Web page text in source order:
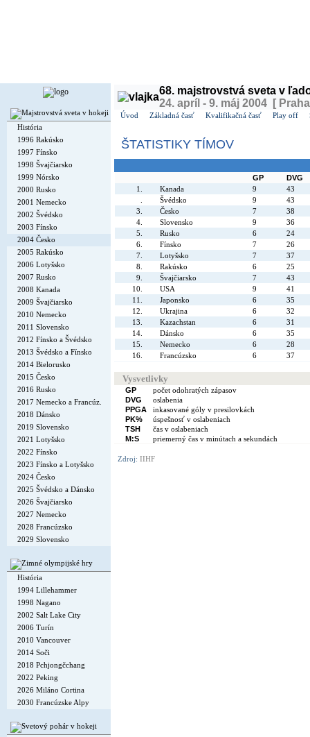
História
1996 Rakúsko
1997 Fínsko
1998 Švajčiarsko
1999 Nórsko
2000 Rusko
2001 Nemecko
2002 Švédsko
2003 Fínsko
2004 Česko
2005 Rakúsko
2006 Lotyšsko
2007 Rusko
2008 Kanada
2009 Švajčiarsko
2010 Nemecko
2011 Slovensko
2012 Fínsko a Švédsko
2013 Švédsko a Fínsko
2014 Bielorusko
2015 Česko
2016 Rusko
2017 Nemecko a Francúz.
2018 Dánsko
2019 Slovensko
2021 Lotyšsko
2022 Fínsko
2023 Fínsko a Lotyšsko
2024 Česko
2025 Švédsko a Dánsko
2026 Švajčiarsko
2027 Nemecko
2028 Francúzsko
2029 Slovensko
História
1994 Lillehammer
1998 Nagano
2002 Salt Lake City
2006 Turín
2010 Vancouver
2014 Soči
2018 Pchjongčchang
2022 Peking
2026 Miláno Cortina
2030 Francúzske Alpy
68. majstrovstvá sveta v
24. apríl - 9. máj 2004 [ Praha
Úvod Základná časť Kvalifikačná časť Play off
ŠTATISTIKY TÍMOV
GP
DVG
1.
Kanada 9
43
Švédsko 9
43
3.
Česko 7
38
4.
Slovensko 9
36
5.
Rusko 6
24
6.
Fínsko 7
26
7.
Lotyšsko 7
37
8.
Rakúsko 6
25
9.
Švajčiarsko 7
43
10.
USA 9
41
11.
Japonsko 6
35
12.
Ukrajina 6
32
13.
Kazachstan 6
31
14.
Dánsko 6
35
15.
Nemecko 6
28
16.
Francúzsko 6 37
Vysvetlivky
GP
počet odohratých zápasov
DVG
oslabenia
PPGA
inkasované góly v presilovkách
PK%
úspešnosť v oslabeniach
TSH
čas v oslabeniach
M:S
priemerný čas v minútach a sekundách
Zdroj: IIHF